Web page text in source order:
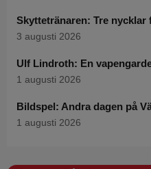
Skyttetränaren: Tre
3 augusti 2026
Ulf Lindroth: En
1 augusti 2026
Bildspel: Andra dagen på
1 augusti 2026